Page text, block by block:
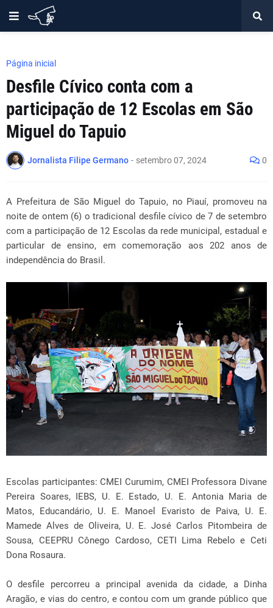
Página inicial
Desfile Cívico conta com a
participação de 12 Escolas em São
Miguel do Tapuio
Jornalista Filipe Germano - setembro 07, 2024 0
A Prefeitura de São Miguel do Tapuio, no Piauí, promoveu na
noite de ontem (6) o tradicional desfile cívico de 7 de setembro
com a participação de 12 Escolas da rede municipal, estadual e
particular de ensino, em comemoração aos 202 anos de
independência do Brasil.
Escolas participantes: CMEI Curumim, CMEI Professora Divane
Pereira Soares, IEBS, U. E. Estado, U. E. Antonia Maria de
Matos, Educandário, U. E. Manoel Evaristo de Paiva, U. E.
Mamede Alves de Oliveira, U. E. José Carlos Pitombeira de
Sousa, CEEPRU Cônego Cardoso, CETI Lima Rebelo e Ceti
Dona Rosaura.
O desfile percorreu a principal avenida da cidade, a Dinha
Aragão, e vias do centro, e contou com um grande público que